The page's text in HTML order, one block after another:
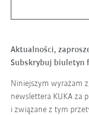
Aktualności,
Subskrybuj biuletyn
Niniejszym wyrażam
newslettera KUKA za
i związane z tym